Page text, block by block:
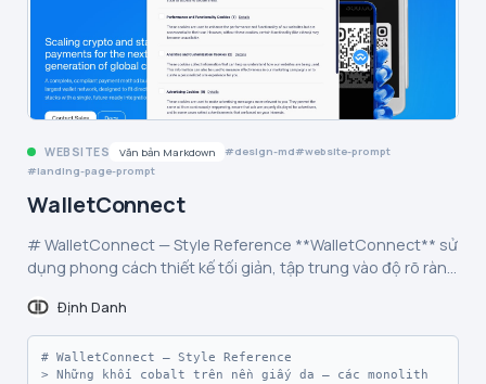
WEBSITES Văn bản Markdown design-md
website-prompt
landing-page-prompt
WalletConnect
# WalletConnect — Style Reference **WalletConnect** sử
dụng phong cách thiết kế tối giản, tập trung vào độ rõ ràng
khoảng trắng rộng rãi và bảng màu trung tính với điểm
nhấn xanh dương tinh tế. Các thành phần như card,
button và modal được bo tròn nhẹ, tạo cảm giác hiện đại và
Định Danh
# WalletConnect — Style Reference
> Những khối cobalt trên nền giấy da — các monolith